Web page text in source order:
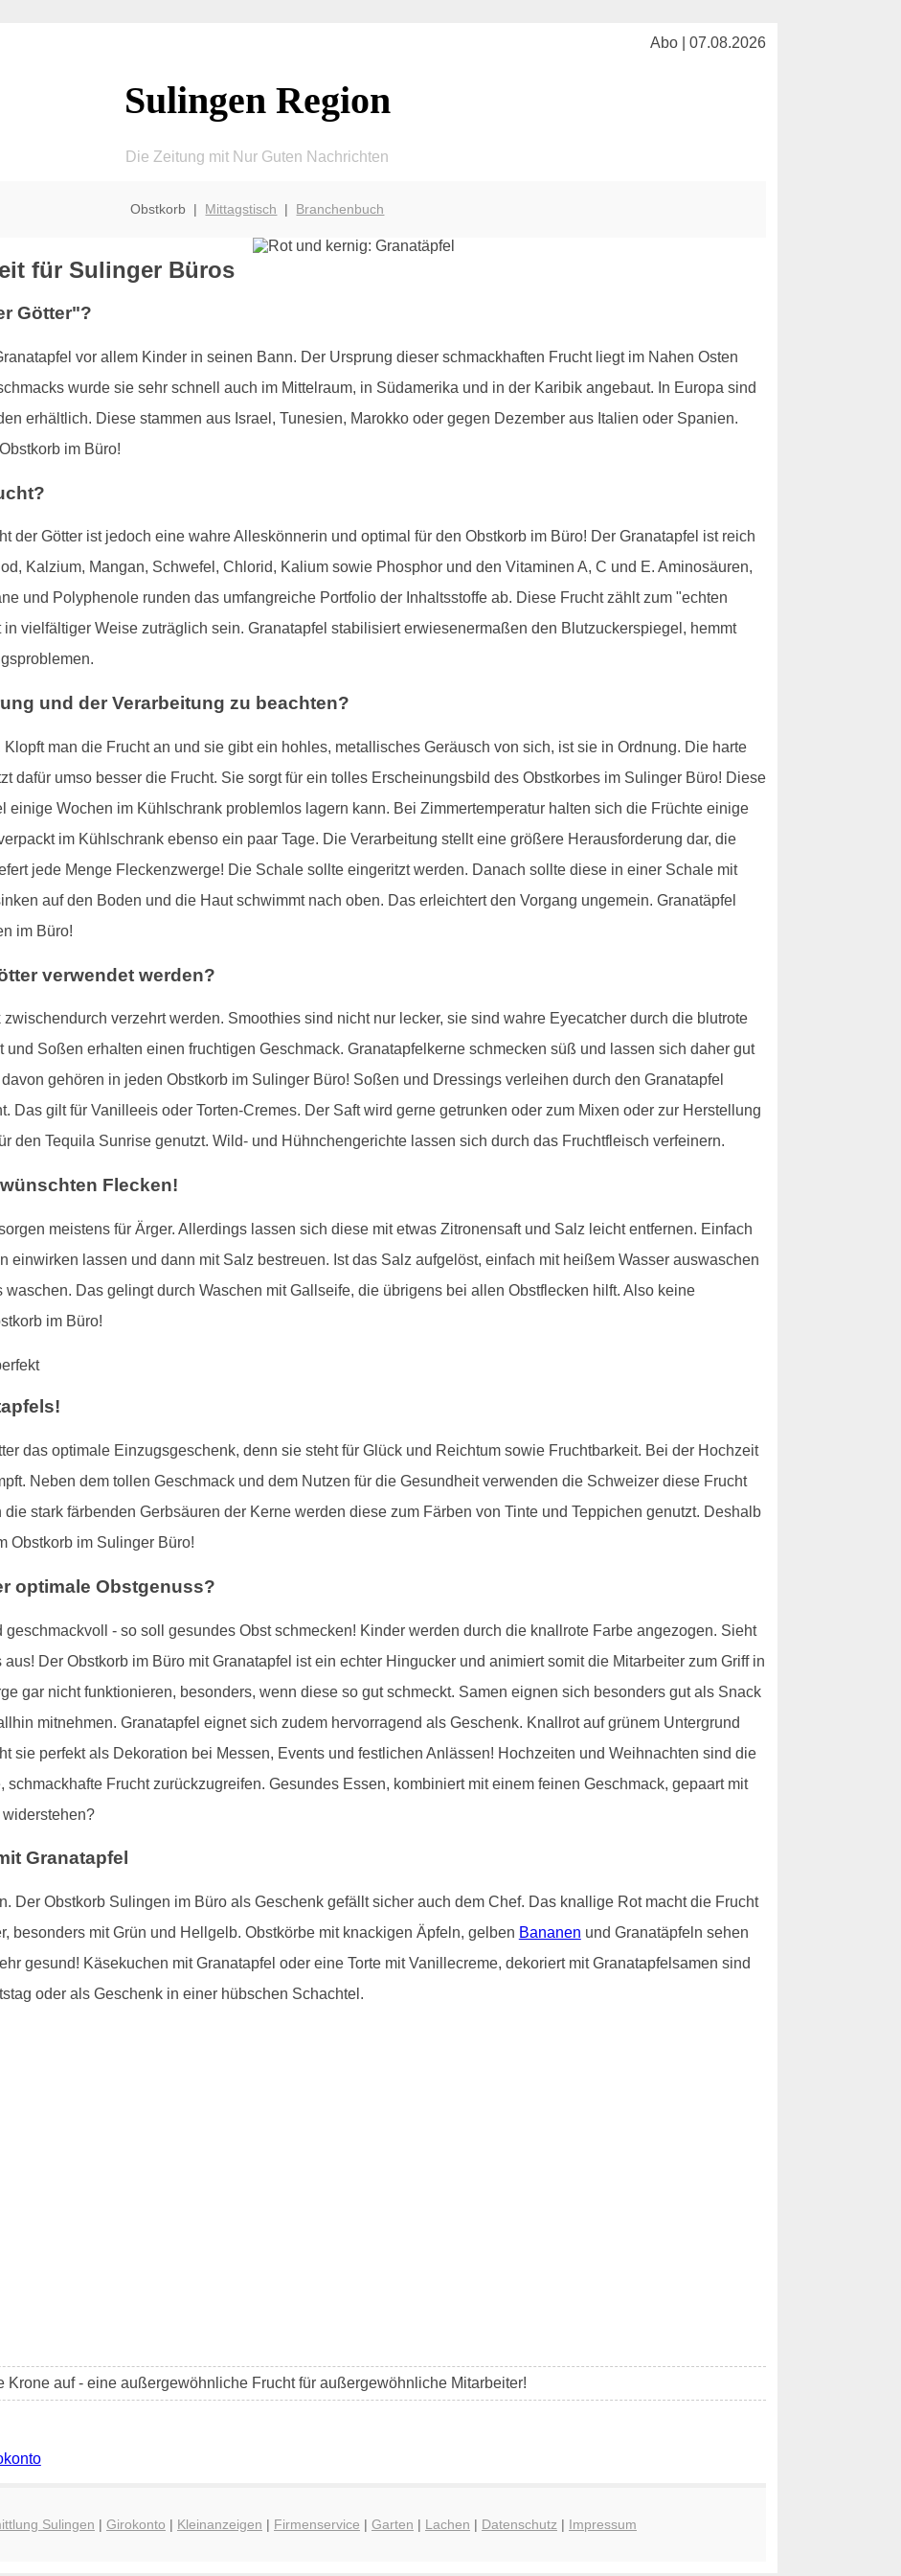
Abo | 07.08.2026
Sulingen Region
Die Zeitung mit Nur Guten Nachrichten
Obstkorb | Mittagstisch | Branchenbuch
für Sulinger Büros
Götter"?
vor allem Kinder in seinen Bann. Der Ursprung dieser schmackhaften Frucht liegt im Nahen Osten
wurde sie sehr schnell auch im Mittelraum, in Südamerika und in der Karibik angebaut. In Europa sind
erhältlich. Diese stammen aus Israel, Tunesien, Marokko oder gegen Dezember aus Italien oder Spanien.
im Büro!
der Götter ist jedoch eine wahre Alleskönnerin und optimal für den Obstkorb im Büro! Der Granatapfel ist reich
Kalzium, Mangan, Schwefel, Chlorid, Kalium sowie Phosphor und den Vitaminen A, C und E. Aminosäuren,
und Polyphenole runden das umfangreiche Portfolio der Inhaltsstoffe ab. Diese Frucht zählt zum "echten
vielfältiger Weise zuträglich sein. Granatapfel stabilisiert erwiesenermaßen den Blutzuckerspiegel, hemmt
und der Verarbeitung zu beachten?
man die Frucht an und sie gibt ein hohles, metallisches Geräusch von sich, ist sie in Ordnung. Die harte
dafür umso besser die Frucht. Sie sorgt für ein tolles Erscheinungsbild des Obstkorbes im Sulinger Büro! Diese
einige Wochen im Kühlschrank problemlos lagern kann. Bei Zimmertemperatur halten sich die Früchte einige
im Kühlschrank ebenso ein paar Tage. Die Verarbeitung stellt eine größere Herausforderung dar, die
jede Menge Fleckenzwerge! Die Schale sollte eingeritzt werden. Danach sollte diese in einer Schale mit
auf den Boden und die Haut schwimmt nach oben. Das erleichtert den Vorgang ungemein. Granatäpfel
im Büro!
verwendet werden?
verzehrt werden. Smoothies sind nicht nur lecker, sie sind wahre Eyecatcher durch die blutrote
und Soßen erhalten einen fruchtigen Geschmack. Granatapfelkerne schmecken süß und lassen sich daher gut
gehören in jeden Obstkorb im Sulinger Büro! Soßen und Dressings verleihen durch den Granatapfel
Das gilt für Vanilleeis oder Torten-Cremes. Der Saft wird gerne getrunken oder zum Mixen oder zur Herstellung
den Tequila Sunrise genutzt. Wild- und Hühnchengerichte lassen sich durch das Fruchtfleisch verfeinern.
Flecken!
meistens für Ärger. Allerdings lassen sich diese mit etwas Zitronensaft und Salz leicht entfernen. Einfach
einwirken lassen und dann mit Salz bestreuen. Ist das Salz aufgelöst, einfach mit heißem Wasser auswaschen
Das gelingt durch Waschen mit Gallseife, die übrigens bei allen Obstflecken hilft. Also keine
im Büro!
das optimale Einzugsgeschenk, denn sie steht für Glück und Reichtum sowie Fruchtbarkeit. Bei der Hochzeit
Neben dem tollen Geschmack und dem Nutzen für die Gesundheit verwenden die Schweizer diese Frucht
stark färbenden Gerbsäuren der Kerne werden diese zum Färben von Tinte und Teppichen genutzt. Deshalb
Obstkorb im Sulinger Büro!
optimale Obstgenuss?
geschmackvoll - so soll gesundes Obst schmecken! Kinder werden durch die knallrote Farbe angezogen. Sieht
Der Obstkorb im Büro mit Granatapfel ist ein echter Hingucker und animiert somit die Mitarbeiter zum Griff in
gar nicht funktionieren, besonders, wenn diese so gut schmeckt. Samen eignen sich besonders gut als Snack
mitnehmen. Granatapfel eignet sich zudem hervorragend als Geschenk. Knallrot auf grünem Untergrund
sie perfekt als Dekoration bei Messen, Events und festlichen Anlässen! Hochzeiten und Weihnachten sind die
Frucht zurückzugreifen. Gesundes Essen, kombiniert mit einem feinen Geschmack, gepaart mit
Granatapfel
Der Obstkorb Sulingen im Büro als Geschenk gefällt sicher auch dem Chef. Das knallige Rot macht die Frucht
besonders mit Grün und Hellgelb. Obstkörbe mit knackigen Äpfeln, gelben Bananen und Granatäpfeln sehen
gesund! Käsekuchen mit Granatapfel oder eine Torte mit Vanillecreme, dekoriert mit Granatapfelsamen sind
oder als Geschenk in einer hübschen Schachtel.
Krone auf - eine außergewöhnliche Frucht für außergewöhnliche Mitarbeiter!
Sulingen | Girokonto | Kleinanzeigen | Firmenservice | Garten | Lachen | Datenschutz| Impressum